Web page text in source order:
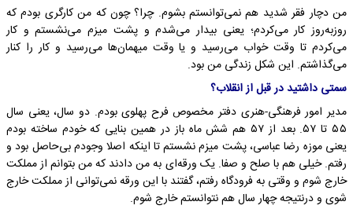
من دچار فقر شدید هم نمی‌توانستم بشوم. چرا؟ چون که من کارگری بودم که
روزبه‌روز کار می‌کردم؛ یعنی بیدار می‌شدم و پشت میزم می‌نشستم و کار
می‌کردم تا وقت خواب می‌رسید و یا وقت میهمان‌ها می‌رسید و کار را کنار
می‌گذاشتم. این شکل زندگی من بود.
سمتی داشتید در قبل از انقلاب؟
مدیر امور فرهنگی-‌هنری دفتر مخصوص فرح پهلوی بودم. دو سال، یعنی سال
۵۵ تا ۵۷. بعد از ۵۷ هم شش ماه باز در همین بنایی که خودم ساخته بودم
یعنی موزه رضا عباسی، پشت میزم نشستم تا اینکه اصلا وجودم بی‌حاصل بود و
رفتم. خیلی هم با صلح و صفا. یک ورقه‌ای به من دادند که من بتوانم از مملکت
خارج شوم و وقتی به فرودگاه رفتم، گفتند با این ورقه نمی‌توانی از مملکت خارج
شوی و درنتیجه چهار سال هم نتوانستم خارج شوم.